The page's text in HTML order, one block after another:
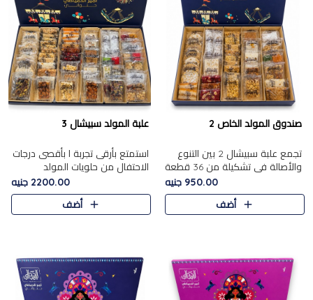
صندوق المولد الخاص 2
تجمع علبة سبيشال 2 بين التنوع
والأصالة في تشكيلة من 36 قطعة
تضم أشهر حلويات المولد الشرقية.
تحتوي العلبة على الجزرية بالفول،
والجزرية بالبن..
950.00 جنيه
أضف
علبة المولد سبيشال 3
استمتع بأرقى تجربة ا بأقصى درجات
الاحتفال من حلويات المولد
المصريه الأصيلة مع هذه الفخامة
مع علبة سبيشال 3 التي تضم 56
قطعة من تشكيلة استثن..
2200.00 جنيه
أضف